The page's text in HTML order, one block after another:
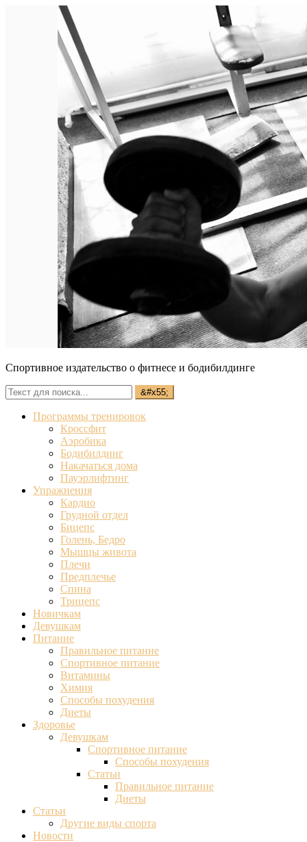
Спортивное издательство о фитнесе и бодибилдинге
Программы тренировок
Кроссфит
Аэробика
Бодибилдинг
Накачаться дома
Пауэрлифтинг
Упражнения
Кардио
Грудной отдел
Бицепс
Голень, Бедро
Мышцы живота
Плечи
Предплечье
Спина
Трицепс
Новичкам
Девушкам
Питание
Правильное питание
Спортивное питание
Витамины
Химия
Способы похудения
Диеты
Здоровье
Девушкам
Спортивное питание
Способы похудения
Статьи
Правильное питание
Диеты
Статьи
Другие виды спорта
Новости